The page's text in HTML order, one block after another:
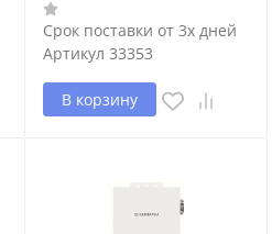
Срок поставки от 3х дней
Артикул 33353
В корзину